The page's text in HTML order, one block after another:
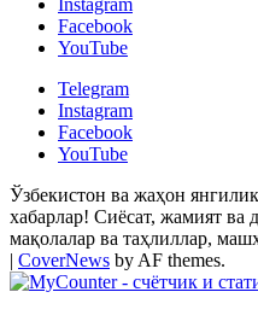
Instagram
Facebook
YouTube
Telegram
Instagram
Facebook
YouTube
Ўзбекистон ва жаҳон
хабарлар! Сиёсат, жамият ва
мақолалар ва таҳлиллар,
| CoverNews by AF themes.